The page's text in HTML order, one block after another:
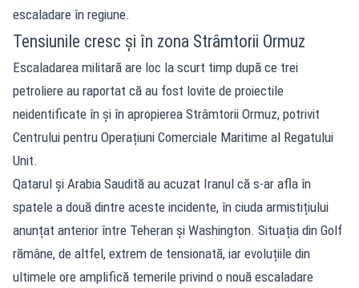
escaladare în regiune.
Tensiunile cresc și în zona Strâmtorii Ormuz
Escaladarea militară are loc la scurt timp după ce trei
petroliere au raportat că au fost lovite de proiectile
neidentificate în și în apropierea Strâmtorii Ormuz, potrivit
Centrului pentru Operațiuni Comerciale Maritime al Regatului
Unit.
Qatarul și Arabia Saudită au acuzat Iranul că s-ar afla în
spatele a două dintre aceste incidente, în ciuda armistițiului
anunțat anterior între Teheran și Washington. Situația din Golf
rămâne, de altfel, extrem de tensionată, iar evoluțiile din
ultimele ore amplifică temerile privind o nouă escaladare